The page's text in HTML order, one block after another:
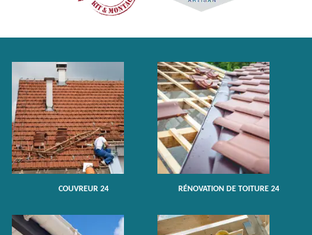
COUVREUR 24 RÉNOVATION DE TOITURE 24